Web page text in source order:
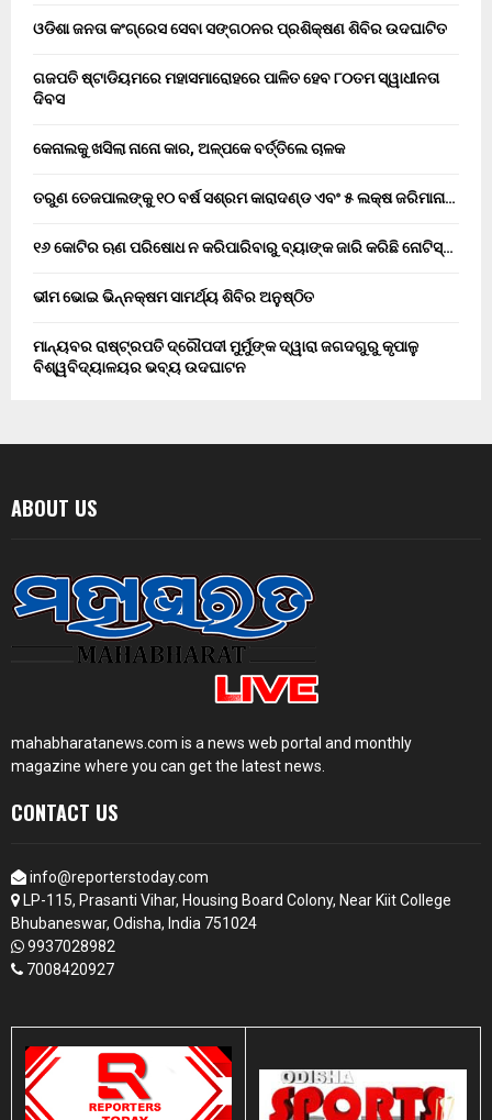
ଓଡିଶା ଜନତା କଂଗ୍ରେସ ସେବା ସଙ୍ଗଠନର ପ୍ରଶିକ୍ଷଣ ଶିବିର ଉଦଘାଟିତ
ଗଜପତି ଷ୍ଟାଡିୟମରେ ମହାସମାରୋହରେ ପାଳିତ ହେବ ୮୦ତମ ସ୍ୱାଧୀନତା
ଦିବସ
କେନାଲକୁ ଖସିଲା ନାନୋ କାର, ଅଳ୍ପକେ ବର୍ତ୍ତିଲେ ଚାଳକ
ତରୁଣ ତେଜପାଲଙ୍କୁ ୧୦ ବର୍ଷ ସଶ୍ରମ କାରାଦଣ୍ଡ ଏବଂ ₹୫ ଲକ୍ଷ ଜରିମାନା…
୧୬ କୋଟିର ଋଣ ପରିଷୋଧ ନ କରିପାରିବାରୁ ବ୍ୟାଙ୍କ ଜାରି କରିଛି ନୋଟିସ୍…
ଭୀମ ଭୋଇ ଭିନ୍ନକ୍ଷମ ସାମର୍ଥ୍ୟ ଶିବିର ଅନୁଷ୍ଠିତ
ମାନ୍ୟବର ରାଷ୍ଟ୍ରପତି ଦ୍ରୌପଦୀ ମୁର୍ମୁଙ୍କ ଦ୍ୱାରା ଜଗଦଗୁରୁ କୃପାଳୁ
ବିଶ୍ୱବିଦ୍ୟାଳୟର ଭବ୍ୟ ଉଦଘାଟନ
ABOUT US
mahabharatanews.com is a news web portal and monthly
magazine where you can get the latest news.
CONTACT US
info@reporterstoday.com
LP-115, Prasanti Vihar, Housing Board Colony, Near Kiit College
Bhubaneswar, Odisha, India 751024
9937028982
7008420927